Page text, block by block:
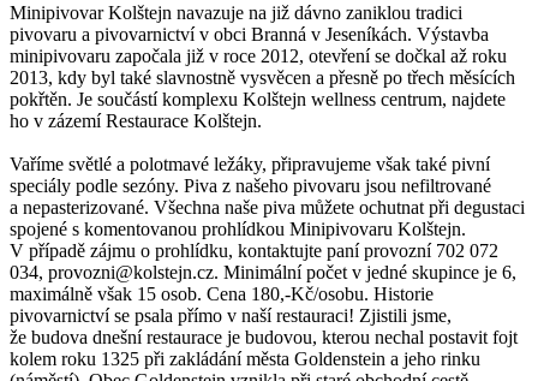
Minipivovar Kolštejn navazuje na již dávno zaniklou tradici
pivovaru a pivovarnictví v obci Branná v Jeseníkách. Výstavba
minipivovaru započala již v roce 2012, otevření se dočkal až roku
2013, kdy byl také slavnostně vysvěcen a přesně po třech měsících
pokřtěn. Je součástí komplexu Kolštejn wellness centrum, najdete
ho v zázemí Restaurace Kolštejn.
Vaříme světlé a polotmavé ležáky, připravujeme však také pivní
speciály podle sezóny. Piva z našeho pivovaru jsou nefiltrované
a nepasterizované. Všechna naše piva můžete ochutnat při degustaci
spojené s komentovanou prohlídkou Minipivovaru Kolštejn.
V případě zájmu o prohlídku, kontaktujte paní provozní 702 072
034, provozni@kolstejn.cz. Minimální počet v jedné skupince je 6,
maximálně však 15 osob. Cena 180,-Kč/osobu. Historie
pivovarnictví se psala přímo v naší restauraci! Zjistili jsme,
že budova dnešní restaurace je budovou, kterou nechal postavit fojt
kolem roku 1325 při zakládání města Goldenstein a jeho rinku